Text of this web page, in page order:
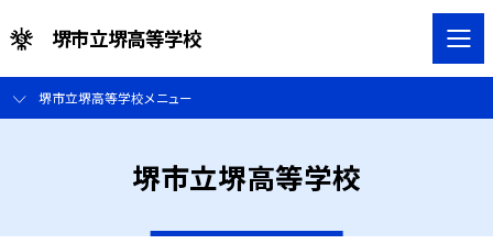
堺市立堺高等学校
堺市立堺高等学校メニュー
堺市立堺高等学校